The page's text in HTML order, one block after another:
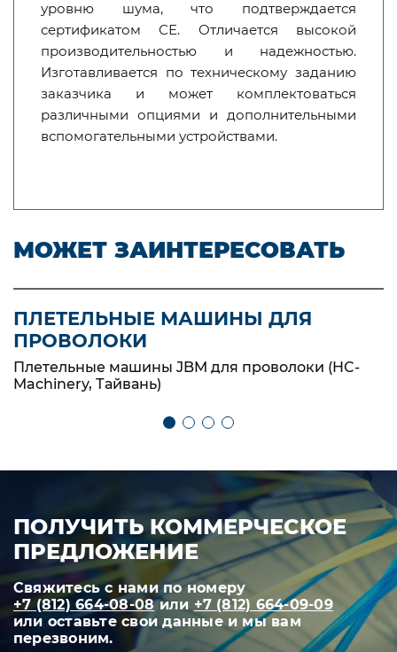
уровню шума, что подтверждается
сертификатом СЕ. Отличается высокой
производительностью и надежностью.
Изготавливается по техническому заданию
заказчика и может комплектоваться
различными опциями и дополнительными
вспомогательными устройствами.
МОЖЕТ ЗАИНТЕРЕСОВАТЬ
ПЛЕТЕЛЬНЫЕ МАШИНЫ ДЛЯ
ПРОВОЛОКИ
Плетельные машины JBM для проволоки (HC-
Machinery, Тайвань)
ПОЛУЧИТЬ КОММЕРЧЕСКОЕ
ПРЕДЛОЖЕНИЕ
Свяжитесь с нами по номеру
+7 (812) 664-08-08или +7 (812) 664-09-09
или оставьте свои данные и мы вам
перезвоним.